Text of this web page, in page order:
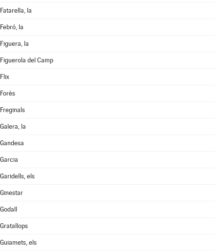
Fatarella, la
Febró, la
Figuera, la
Figuerola del Camp
Flix
Forès
Freginals
Galera, la
Gandesa
Garcia
Garidells, els
Ginestar
Godall
Gratallops
Guiamets, els